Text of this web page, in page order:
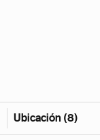
Ubicación (8)